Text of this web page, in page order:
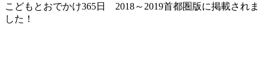
こどもとおでかけ365日 2018～2019首都圏版に掲載されま
した！